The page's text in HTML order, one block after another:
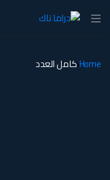
Homeكامل العدد